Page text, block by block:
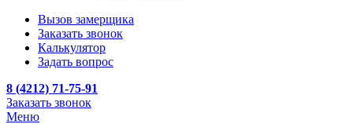
Вызов замерщика
Заказать звонок
Калькулятор
Задать вопрос
8 (4212) 71-75-91
Заказать звонок
Меню